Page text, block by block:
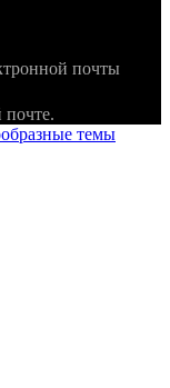
почты
почте.
темы